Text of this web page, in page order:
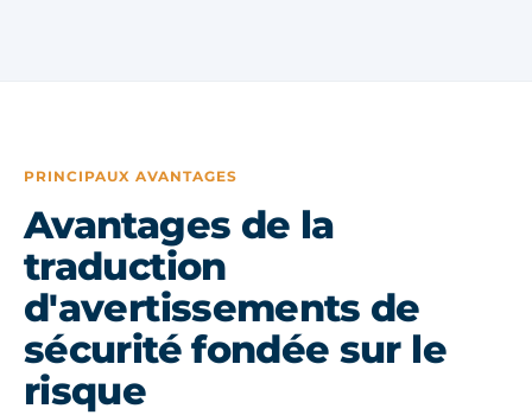
PRINCIPAUX AVANTAGES
Avantages de la
traduction
d'avertissements de
sécurité fondée sur le
risque